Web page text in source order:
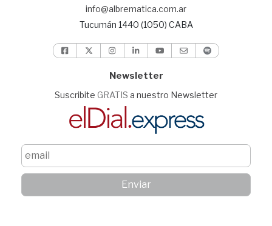
info@albrematica.com.ar
Tucumán 1440 (1050) CABA
Newsletter
Suscribite GRATIS a nuestro Newsletter